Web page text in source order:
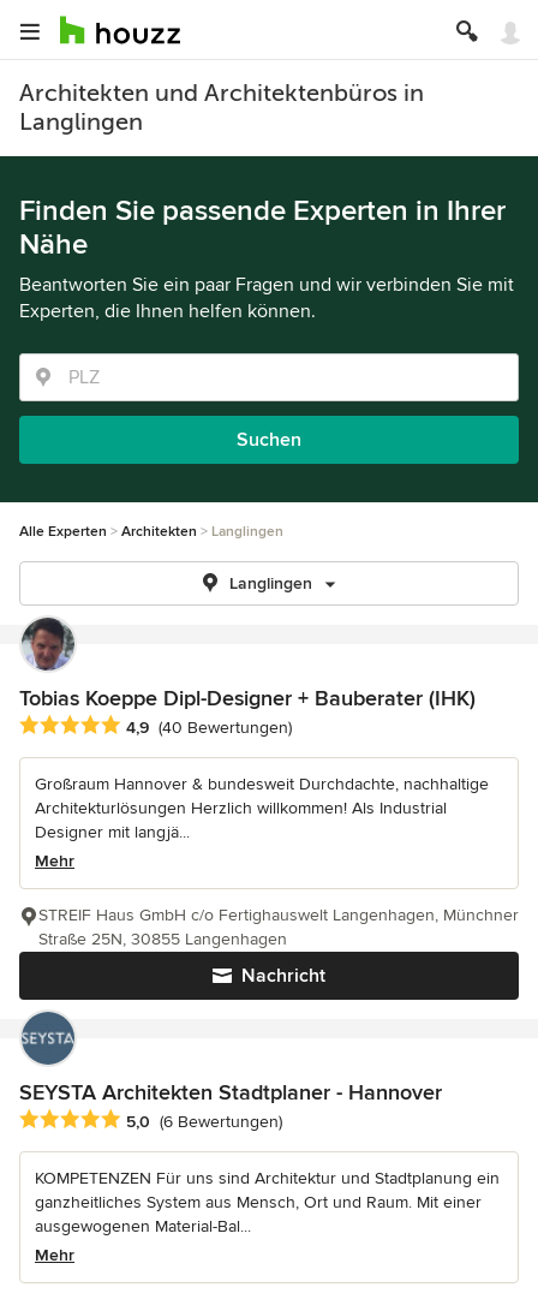
Architekten und Architektenbüros in
Langlingen
Finden Sie passende Experten in Ihrer
Nähe
Beantworten Sie ein paar Fragen und wir verbinden Sie mit
Experten, die Ihnen helfen können.
Suchen
Alle Experten Architekten Langlingen
Langlingen
Tobias Koeppe Dipl-Designer + Bauberater (IHK)
Durchschnittliche Bewertung: 4.9 von 5 Sternen
4,9 (40 Bewertungen)
Großraum Hannover & bundesweit Durchdachte, nachhaltige
Architekturlösungen Herzlich willkommen! Als Industrial
Designer mit langjä...
Mehr
Nachricht
STREIF Haus GmbH c/o Fertighauswelt Langenhagen, Münchner
Straße 25N, 30855 Langenhagen
SEYSTA Architekten Stadtplaner - Hannover
Durchschnittliche Bewertung: 5 von 5 Sternen
5,0 (6 Bewertungen)
KOMPETENZEN Für uns sind Architektur und Stadtplanung ein
ganzheitliches System aus Mensch, Ort und Raum. Mit einer
ausgewogenen Material-Bal...
Mehr